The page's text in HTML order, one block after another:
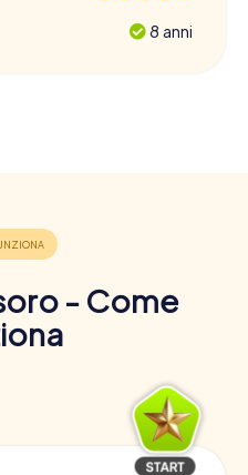
8 anni
- Come